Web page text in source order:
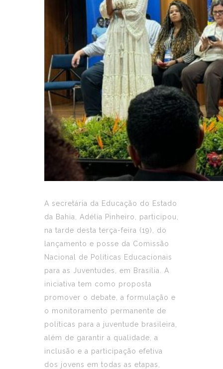
A secretária da Educação do Estado
da Bahia, Adélia Pinheiro, participou,
na tarde desta terça-feira (19), do
lançamento e posse da Comissão
Nacional de Políticas Educacionais
para as Juventudes, em Brasília. A
iniciativa tem como proposta
promover o debate, a formulação e
o monitoramento permanente de
políticas para a juventude brasileira,
além de garantir a qualidade, a
inclusão e a participação efetiva
dos jovens em todas as etapas,